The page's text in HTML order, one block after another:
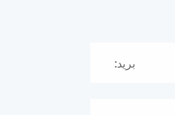
بريد: